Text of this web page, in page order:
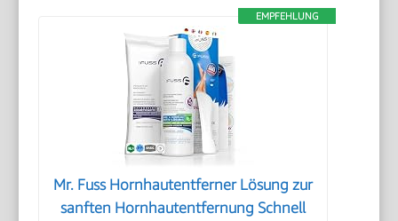
EMPFEHLUNG
Mr. Fuss Hornhautentferner Lösung zur
sanften Hornhautentfernung Schnell